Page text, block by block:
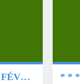
* * * * QUINTÉ DU 3 FÉVRIER 2026 * * * *